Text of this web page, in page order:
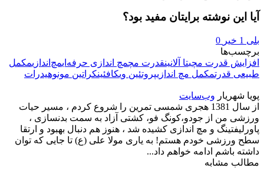
آیا این نوشته برایتان مفید بود؟
بلی 1 خیر 0
برچسب‌ها
افزایش قدرت مچبتا آلانینقدرت مچمچ اندازی حرفه‌ایمچ‌اندازیمکمل
طبیعی قدرتمکمل مچ اندازیپروتئین ویکافئینکراتین مونوهیدرات
پویا شهریار وب‌سایت
از سال 1381 هجری شمسی تمرین را شروع کردم ، مسیر حیات
ورزشی من از جودو،کونگ فو، کشتی آزاد به سمت بدنسازی ،
پاورلیفتینگ و مچ اندازی کشیده شد ، هنوز هم دنبال بهبود و ارتقا
سطح ورزشی خودم هستم! به یاری مولا علی (ع) تا جایی که توان
داشته باشم ادامه خواهم داد...
مطالب مشابه